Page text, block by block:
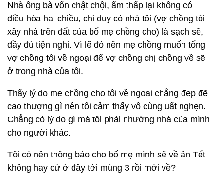
Nhà ông bà vốn chật chội, ẩm thấp lại không có
điều hòa hai chiều, chỉ duy có nhà tôi (vợ chồng tôi
xây nhà trên đất của bố mẹ chồng cho) là sạch sẽ,
đầy đủ tiện nghi. Vì lẽ đó nên mẹ chồng muốn tống
vợ chồng tôi về ngoại để vợ chồng chị chồng về sẽ
ở trong nhà của tôi.
Thấy lý do mẹ chồng cho tôi về ngoại chẳng đẹp đẽ
cao thượng gì nên tôi cảm thấy vô cùng uất nghẹn.
Chẳng có lý do gì mà tôi phải nhường nhà của mình
cho người khác.
Tôi có nên thông báo cho bố mẹ mình sẽ về ăn Tết
không hay cứ ở đây tới mùng 3 rồi mới về?